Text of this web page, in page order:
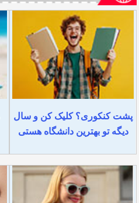
پشت کنکوری؟ کلیک کن و سال
دیگه تو بهترین دانشگاه هستی